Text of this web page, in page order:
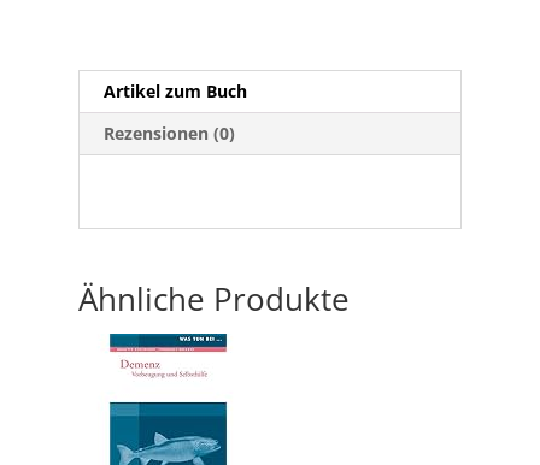
Artikel zum Buch
Rezensionen (0)
Ähnliche Produkte